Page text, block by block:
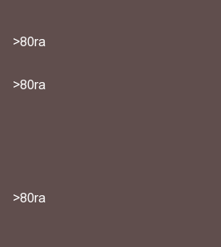
>80ra
>80ra
>80ra